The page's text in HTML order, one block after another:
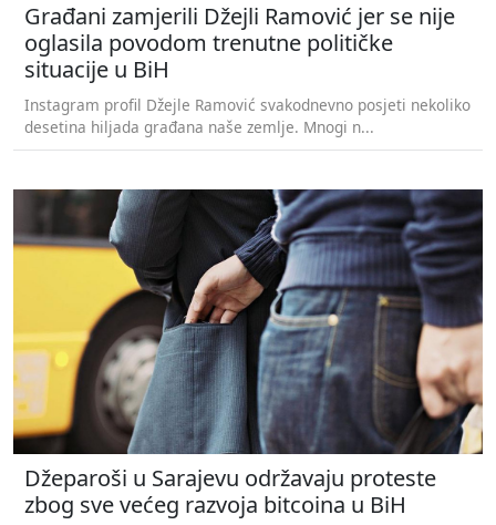
Građani zamjerili Džejli Ramović jer se nije
oglasila povodom trenutne političke
situacije u BiH
Instagram profil Džejle Ramović svakodnevno posjeti nekoliko
desetina hiljada građana naše zemlje. Mnogi n...
Džeparoši u Sarajevu održavaju proteste
zbog sve većeg razvoja bitcoina u BiH